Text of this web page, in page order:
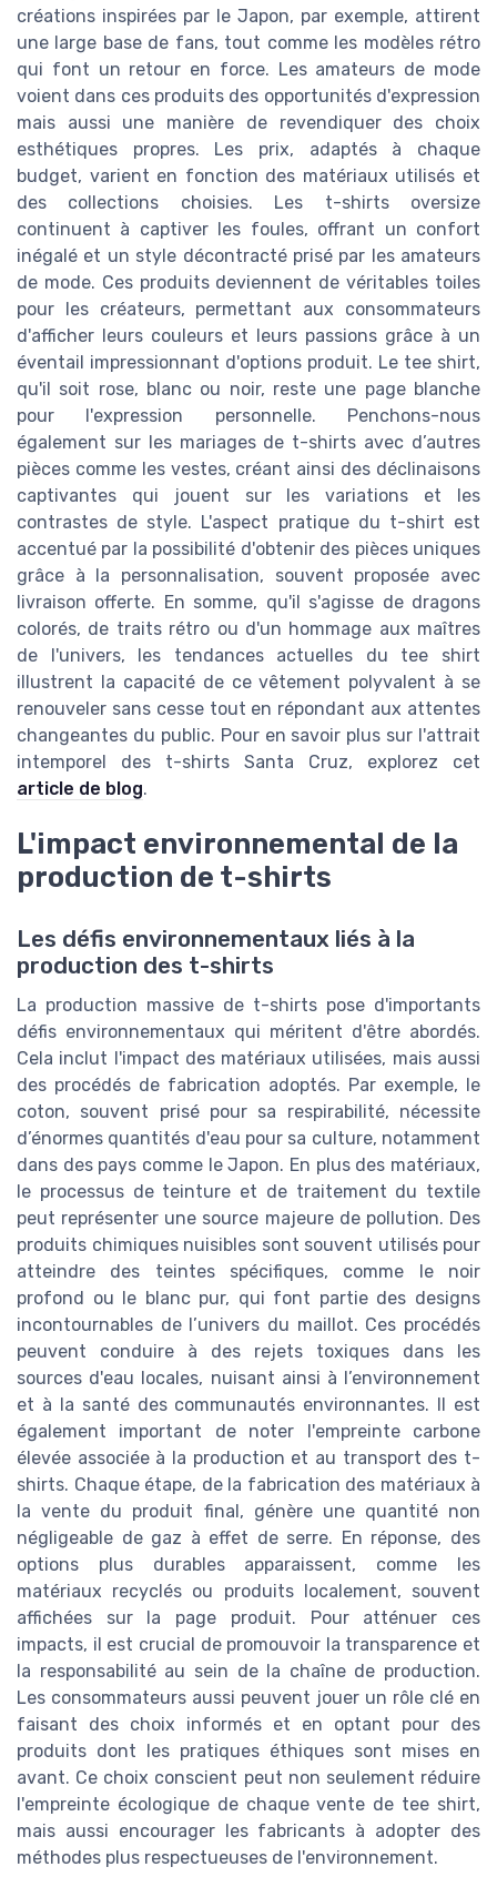
créations inspirées par le Japon, par exemple, attirent
une large base de fans, tout comme les modèles rétro
qui font un retour en force. Les amateurs de mode
voient dans ces produits des opportunités d'expression
mais aussi une manière de revendiquer des choix
esthétiques propres. Les prix, adaptés à chaque
budget, varient en fonction des matériaux utilisés et
des collections choisies. Les t-shirts oversize
continuent à captiver les foules, offrant un confort
inégalé et un style décontracté prisé par les amateurs
de mode. Ces produits deviennent de véritables toiles
pour les créateurs, permettant aux consommateurs
d'afficher leurs couleurs et leurs passions grâce à un
éventail impressionnant d'options produit. Le tee shirt,
qu'il soit rose, blanc ou noir, reste une page blanche
pour l'expression personnelle. Penchons-nous
également sur les mariages de t-shirts avec d’autres
pièces comme les vestes, créant ainsi des déclinaisons
captivantes qui jouent sur les variations et les
contrastes de style. L'aspect pratique du t-shirt est
accentué par la possibilité d'obtenir des pièces uniques
grâce à la personnalisation, souvent proposée avec
livraison offerte. En somme, qu'il s'agisse de dragons
colorés, de traits rétro ou d'un hommage aux maîtres
de l'univers, les tendances actuelles du tee shirt
illustrent la capacité de ce vêtement polyvalent à se
renouveler sans cesse tout en répondant aux attentes
changeantes du public. Pour en savoir plus sur l'attrait
intemporel des t-shirts Santa Cruz, explorez cet
article de blog.
L'impact environnemental de la
production de t-shirts
Les défis environnementaux liés à la
production des t-shirts
La production massive de t-shirts pose d'importants
défis environnementaux qui méritent d'être abordés.
Cela inclut l'impact des matériaux utilisées, mais aussi
des procédés de fabrication adoptés. Par exemple, le
coton, souvent prisé pour sa respirabilité, nécessite
d’énormes quantités d'eau pour sa culture, notamment
dans des pays comme le Japon. En plus des matériaux,
le processus de teinture et de traitement du textile
peut représenter une source majeure de pollution. Des
produits chimiques nuisibles sont souvent utilisés pour
atteindre des teintes spécifiques, comme le noir
profond ou le blanc pur, qui font partie des designs
incontournables de l’univers du maillot. Ces procédés
peuvent conduire à des rejets toxiques dans les
sources d'eau locales, nuisant ainsi à l’environnement
et à la santé des communautés environnantes. Il est
également important de noter l'empreinte carbone
élevée associée à la production et au transport des t-
shirts. Chaque étape, de la fabrication des matériaux à
la vente du produit final, génère une quantité non
négligeable de gaz à effet de serre. En réponse, des
options plus durables apparaissent, comme les
matériaux recyclés ou produits localement, souvent
affichées sur la page produit. Pour atténuer ces
impacts, il est crucial de promouvoir la transparence et
la responsabilité au sein de la chaîne de production.
Les consommateurs aussi peuvent jouer un rôle clé en
faisant des choix informés et en optant pour des
produits dont les pratiques éthiques sont mises en
avant. Ce choix conscient peut non seulement réduire
l'empreinte écologique de chaque vente de tee shirt,
mais aussi encourager les fabricants à adopter des
méthodes plus respectueuses de l'environnement.